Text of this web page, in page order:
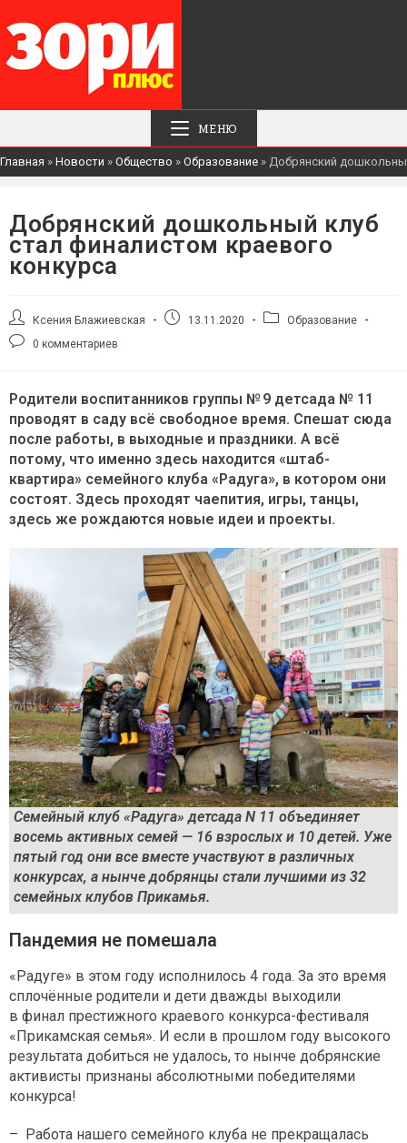
МЕНЮ
Главная » Новости » Общество » Образование » Добрянский
Добрянский дошкольный клуб
стал финалистом краевого
конкурса
Автор
записи:
Ксения Блажиевская
Запись13.11.2020
РубрикаОбразование
Комментарии
0 комментариев
Родители воспитанников группы № 9 детсада № 11
проводят в саду всё свободное время. Спешат сюда
после работы, в выходные и праздники. А всё
потому, что именно здесь находится «штаб-
квартира» семейного клуба «Радуга», в котором они
состоят. Здесь проходят чаепития, игры, танцы,
здесь же рождаются новые идеи и проекты.
Семейный клуб «Радуга» детсада N 11 объединяет
восемь активных семей — 16 взрослых и 10 детей. Уже
пятый год они все вместе участвуют в различных
конкурсах, а нынче добрянцы стали лучшими из 32
семейных клубов Прикамья.
Пандемия не помешала
«Радуге» в этом году исполнилось 4 года. За это время
сплочённые родители и дети дважды выходили
в финал престижного краевого конкурса-фестиваля
«Прикамская семья». И если в прошлом году высокого
результата добиться не удалось, то нынче добрянские
активисты признаны абсолютными победителями
конкурса!
– Работа нашего семейного клуба не прекращалась